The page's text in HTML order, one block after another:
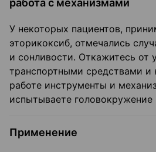
работа с механизмами
У некоторых пациентов,
эторикоксиб, отмечались
и сонливости. Откажитесь от
транспортными средствами и
работе инструменты и
испытываете головокружение
Применение